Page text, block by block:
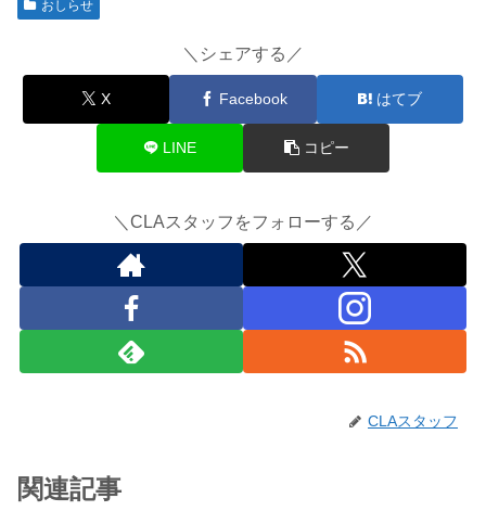
おしらせ
＼シェアする／
X Facebook はてブ
LINE コピー
＼CLAスタッフをフォローする／
CLAスタッフ
関連記事